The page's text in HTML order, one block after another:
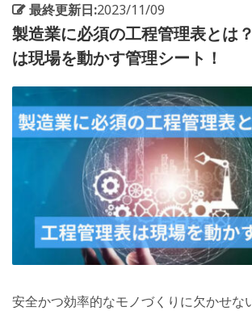
最終更新日:2023/11/09
製造業に必須の工程管理表とは
は現場を動かす管理シート！
安全かつ効率的なモノづくりに欠かせな